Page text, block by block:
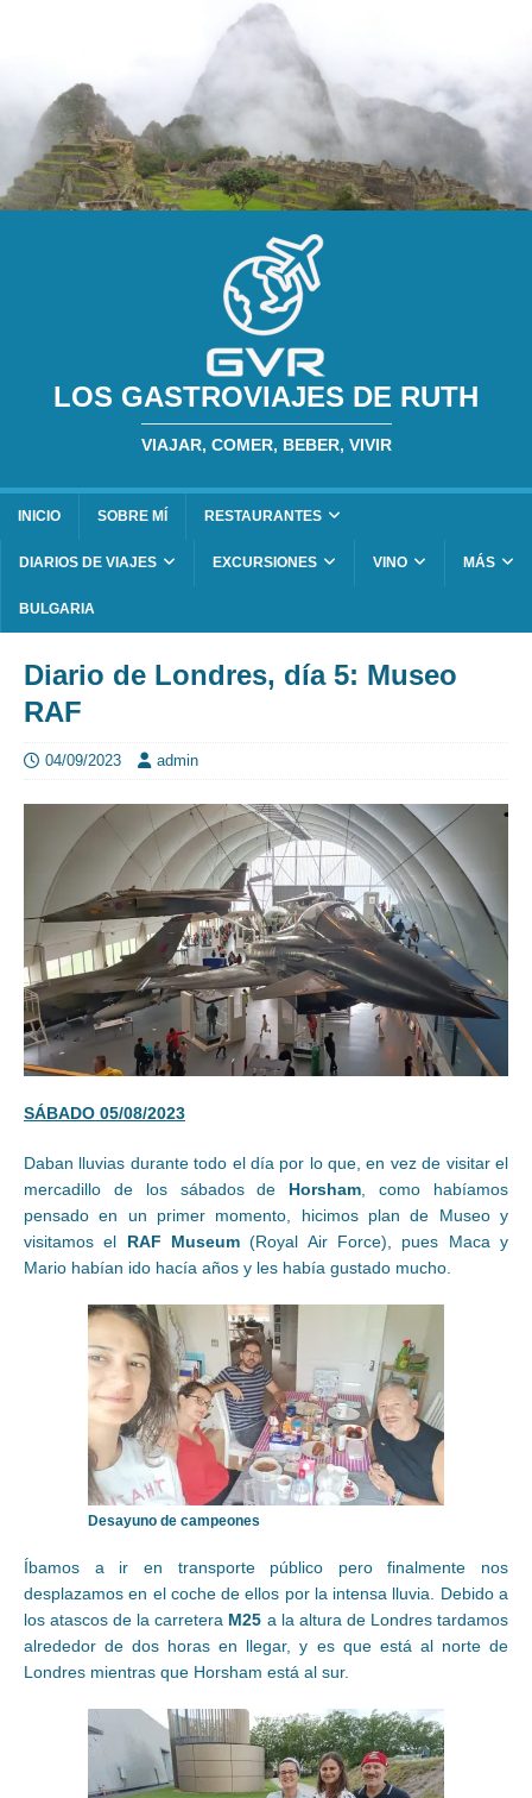
LOS GASTROVIAJES DE RUTH
VIAJAR, COMER, BEBER, VIVIR
INICIO SOBRE MÍ RESTAURANTES
DIARIOS DE VIAJES EXCURSIONES VINO MÁS
BULGARIA
Diario de Londres, día 5: Museo
RAF
04/09/2023 admin
SÁBADO 05/08/2023
Daban lluvias durante todo el día por lo que, en vez de visitar el
mercadillo de los sábados de Horsham, como habíamos
pensado en un primer momento, hicimos plan de Museo y
visitamos el RAF Museum (Royal Air Force), pues Maca y
Mario habían ido hacía años y les había gustado mucho.
Desayuno de campeones
Íbamos a ir en transporte público pero finalmente nos
desplazamos en el coche de ellos por la intensa lluvia. Debido a
los atascos de la carretera M25 a la altura de Londres tardamos
alrededor de dos horas en llegar, y es que está al norte de
Londres mientras que Horsham está al sur.